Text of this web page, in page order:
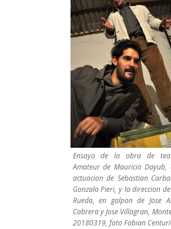
Ensayo de la obra de
Amateur de Mauricio Dayub,
actuacion de Sebastian
Gonzalo Pieri, y la direccion
Rueda, en galpon de Jose
Cabrera y Jose Villagran,
20180319, foto Fabian